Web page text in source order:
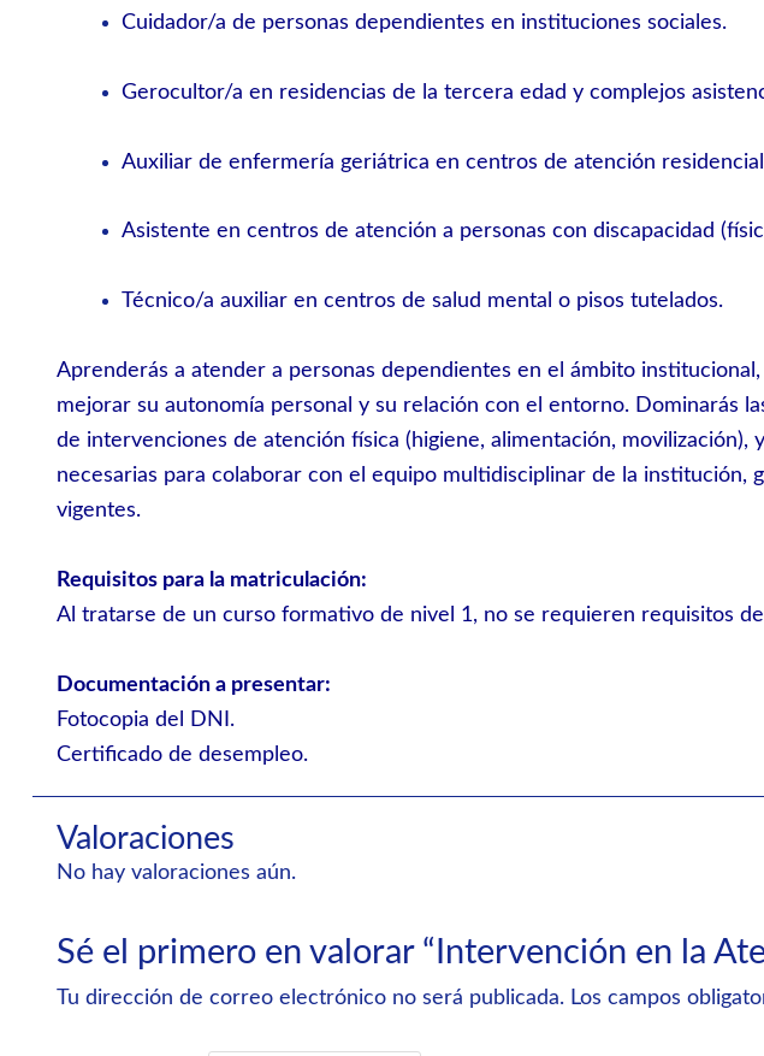
Cuidador/a de personas dependientes en instituciones sociales.
Gerocultor/a en residencias de la tercera edad y complejos
Auxiliar de enfermería geriátrica en centros de atención
Asistente en centros de atención a personas con discapacidad
Técnico/a auxiliar en centros de salud mental o pisos tutelados.
Aprenderás a atender a personas dependientes en el ámbito
mejorar su autonomía personal y su relación con el entorno. Dominarás
de intervenciones de atención física (higiene, alimentación,
necesarias para colaborar con el equipo multidisciplinar de la institución,
vigentes.
Requisitos para la matriculación:
Al tratarse de un curso formativo de nivel 1, no se requieren requisitos
Documentación a presentar:
Fotocopia del DNI.
Certificado de desempleo.
Valoraciones
No hay valoraciones aún.
Sé el primero en valorar “Intervención en la
Tu dirección de correo electrónico no será publicada. Los campos